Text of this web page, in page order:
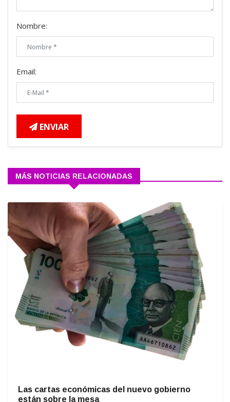
Nombre:
Email:
ENVIAR
MÁS NOTICIAS RELACIONADAS
Las cartas económicas del nuevo gobierno
están sobre la mesa